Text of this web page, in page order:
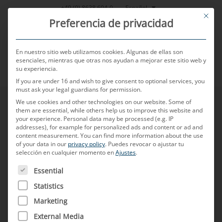
Saltar
+49 (0) 8638 604-0 Español
This
Preferencia de privacidad
En nuestro sitio web utilizamos cookies. Algunas de ellas son
esenciales, mientras que otras nos ayudan a mejorar este sitio web y
su experiencia.
If you are under 16 and wish to give consent to optional services, you
must ask your legal guardians for permission.
We use cookies and other technologies on our website. Some of
them are essential, while others help us to improve this website and
your experience. Personal data may be processed (e.g. IP
addresses), for example for personalized ads and content or ad and
content measurement.You can find more information about the use
of your data in our privacy policy. Puedes revocar o ajustar tu
selección en cualquier momento enAjustes.
A CONTINUACIÓN FIGURA UNA LISTA DE LOS GRUPOS
Essential
Statistics
Marketing
External Media